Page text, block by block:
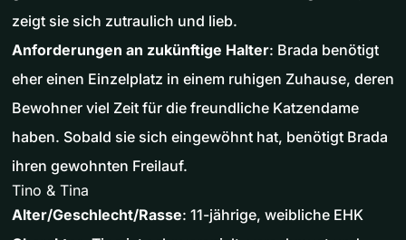
zeigt sie sich zutraulich und lieb.
Anforderungen an zukünftige Halter: Brada benötigt
eher einen Einzelplatz in einem ruhigen Zuhause, deren
Bewohner viel Zeit für die freundliche Katzendame
haben. Sobald sie sich eingewöhnt hat, benötigt Brada
ihren gewohnten Freilauf.
Tino & Tina
Alter/Geschlecht/Rasse: 11-jährige, weibliche EHK